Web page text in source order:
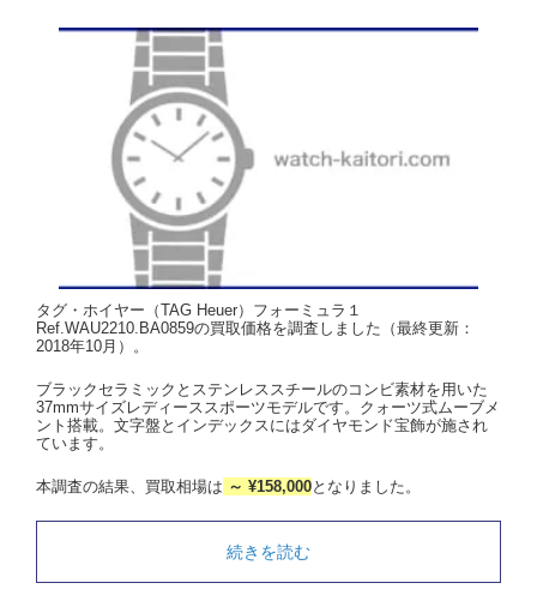
タグ・ホイヤー（TAG Heuer）フォーミュラ１
Ref.WAU2210.BA0859の買取価格を調査しました（最終更新：
2018年10月）。
ブラックセラミックとステンレススチールのコンビ素材を用いた
37mmサイズレディーススポーツモデルです。クォーツ式ムーブメ
ント搭載。文字盤とインデックスにはダイヤモンド宝飾が施され
ています。
本調査の結果、買取相場は ～ ¥158,000となりました。
続きを読む